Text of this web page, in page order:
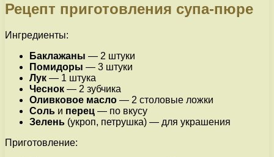
Рецепт приготовления супа-пюре
Ингредиенты:
Баклажаны — 2 штуки
Помидоры — 3 штуки
Лук — 1 штука
Чеснок — 2 зубчика
Оливковое масло — 2 столовые ложки
Соль и перец — по вкусу
Зелень (укроп, петрушка) — для украшения
Приготовление: